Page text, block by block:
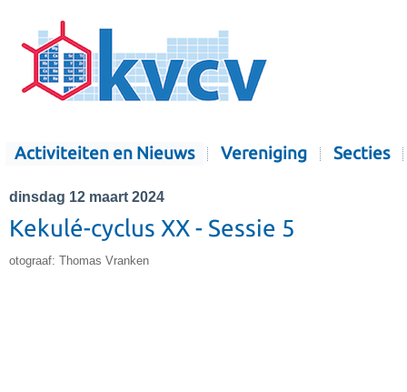
Activiteiten en Nieuws Vereniging Secties
dinsdag 12 maart 2024
Kekulé-cyclus XX - Sessie 5
otograaf: Thomas Vranken